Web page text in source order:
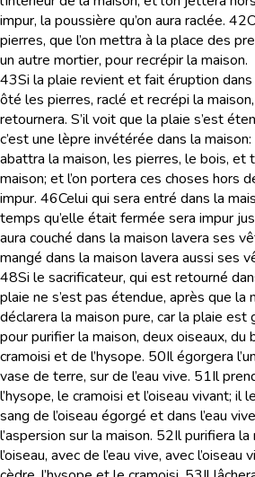
impur, la poussière qu’on aura raclée. 42
pierres, que l’on mettra à la place des
un autre mortier, pour recrépir la maison.
43Si la plaie revient et fait éruption dans
ôté les pierres, raclé et recrépi la maison,
retournera. S’il voit que la plaie s’est
c’est une lèpre invétérée dans la
abattra la maison, les pierres, le bois, et
maison; et l’on portera ces choses hors
impur. 46Celui qui sera entré dans la
temps qu’elle était fermée sera impur
aura couché dans la maison lavera ses
mangé dans la maison lavera aussi ses
48Si le sacrificateur, qui est retourné
plaie ne s’est pas étendue, après que la
déclarera la maison pure, car la plaie est
pour purifier la maison, deux oiseaux, du
cramoisi et de l’hysope. 50Il égorgera
vase de terre, sur de l’eau vive. 51Il
l’hysope, le cramoisi et l’oiseau vivant; il
sang de l’oiseau égorgé et dans l’eau
l’aspersion sur la maison. 52Il purifiera la
l’oiseau, avec de l’eau vive, avec